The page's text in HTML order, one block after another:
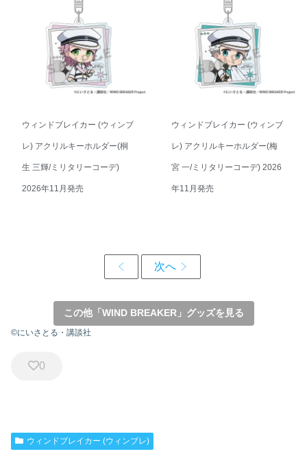
ウィンドブレイカー (ウィンブ
レ) アクリルキーホルダー(桐
生 三輝/ミリタリーコーデ)
2026年11月発売
ウィンドブレイカー (ウィンブ
レ) アクリルキーホルダー(梅
宮 一/ミリタリーコーデ) 2026
年11月発売
この他「WIND BREAKER」グッズを見る
©にいさとる・講談社
0
ウィンドブレイカー (ウィンブレ)